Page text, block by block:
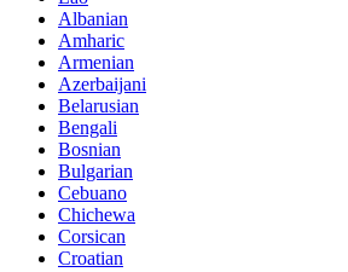
Albanian
Amharic
Armenian
Azerbaijani
Belarusian
Bengali
Bosnian
Bulgarian
Cebuano
Chichewa
Corsican
Croatian